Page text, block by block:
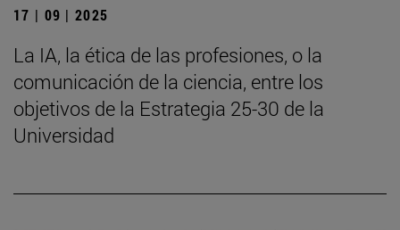
17 | 09 | 2025
La IA, la ética de las profesiones, o la
comunicación de la ciencia, entre los
objetivos de la Estrategia 25-30 de la
Universidad